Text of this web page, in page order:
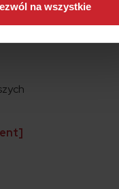
na wszystkie